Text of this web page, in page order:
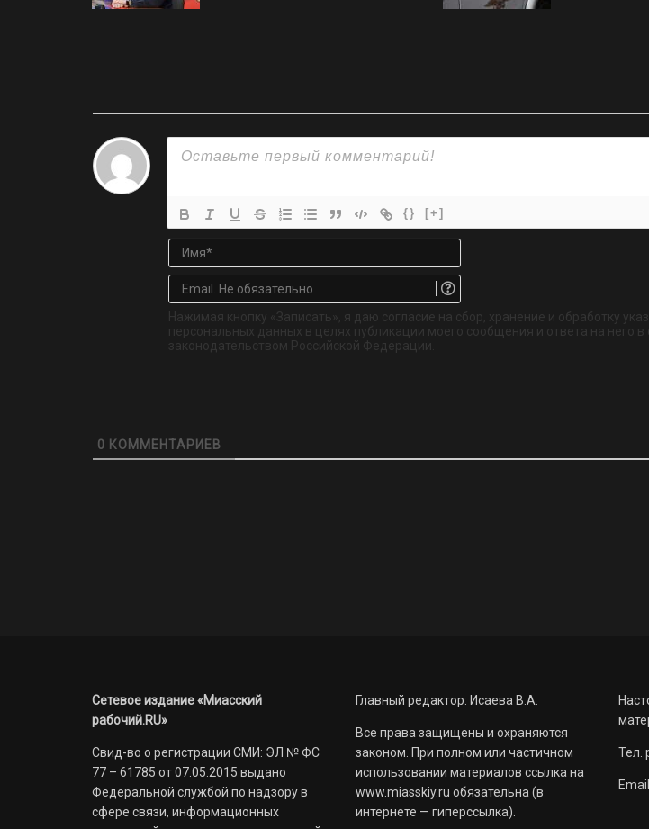
{} [+]
Имя*
Email.
обязательно
Нажимая кнопку «Записать», я даю согласие на сбор, хранение и обработку
персональных данных в целях публикации моего сообщения и ответа на него в
законодательством Российской Федерации.
0 КОММЕНТАРИЕВ
Сетевое издание «Миасский
рабочий.RU»
Свид-во о регистрации СМИ: ЭЛ № ФС
77 – 61785 от 07.05.2015 выдано
Федеральной службой по надзору в
сфере связи, информационных
Главный редактор: Исаева В.А.
Все права защищены и охраняются
законом. При полном или частичном
использовании материалов ссылка на
www.miasskiy.ru обязательна (в
интернете — гиперссылка).
Тел.